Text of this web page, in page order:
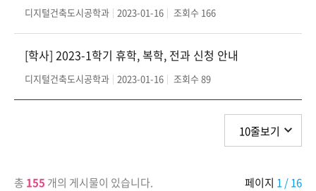
디지털건축도시공학과 2023-01-16 조회수 166
[학사] 2023-1학기 휴학, 복학, 전과 신청 안내
디지털건축도시공학과 2023-01-16 조회수 89
총 155 개의 게시물이 있습니다. 페이지 1/ 16